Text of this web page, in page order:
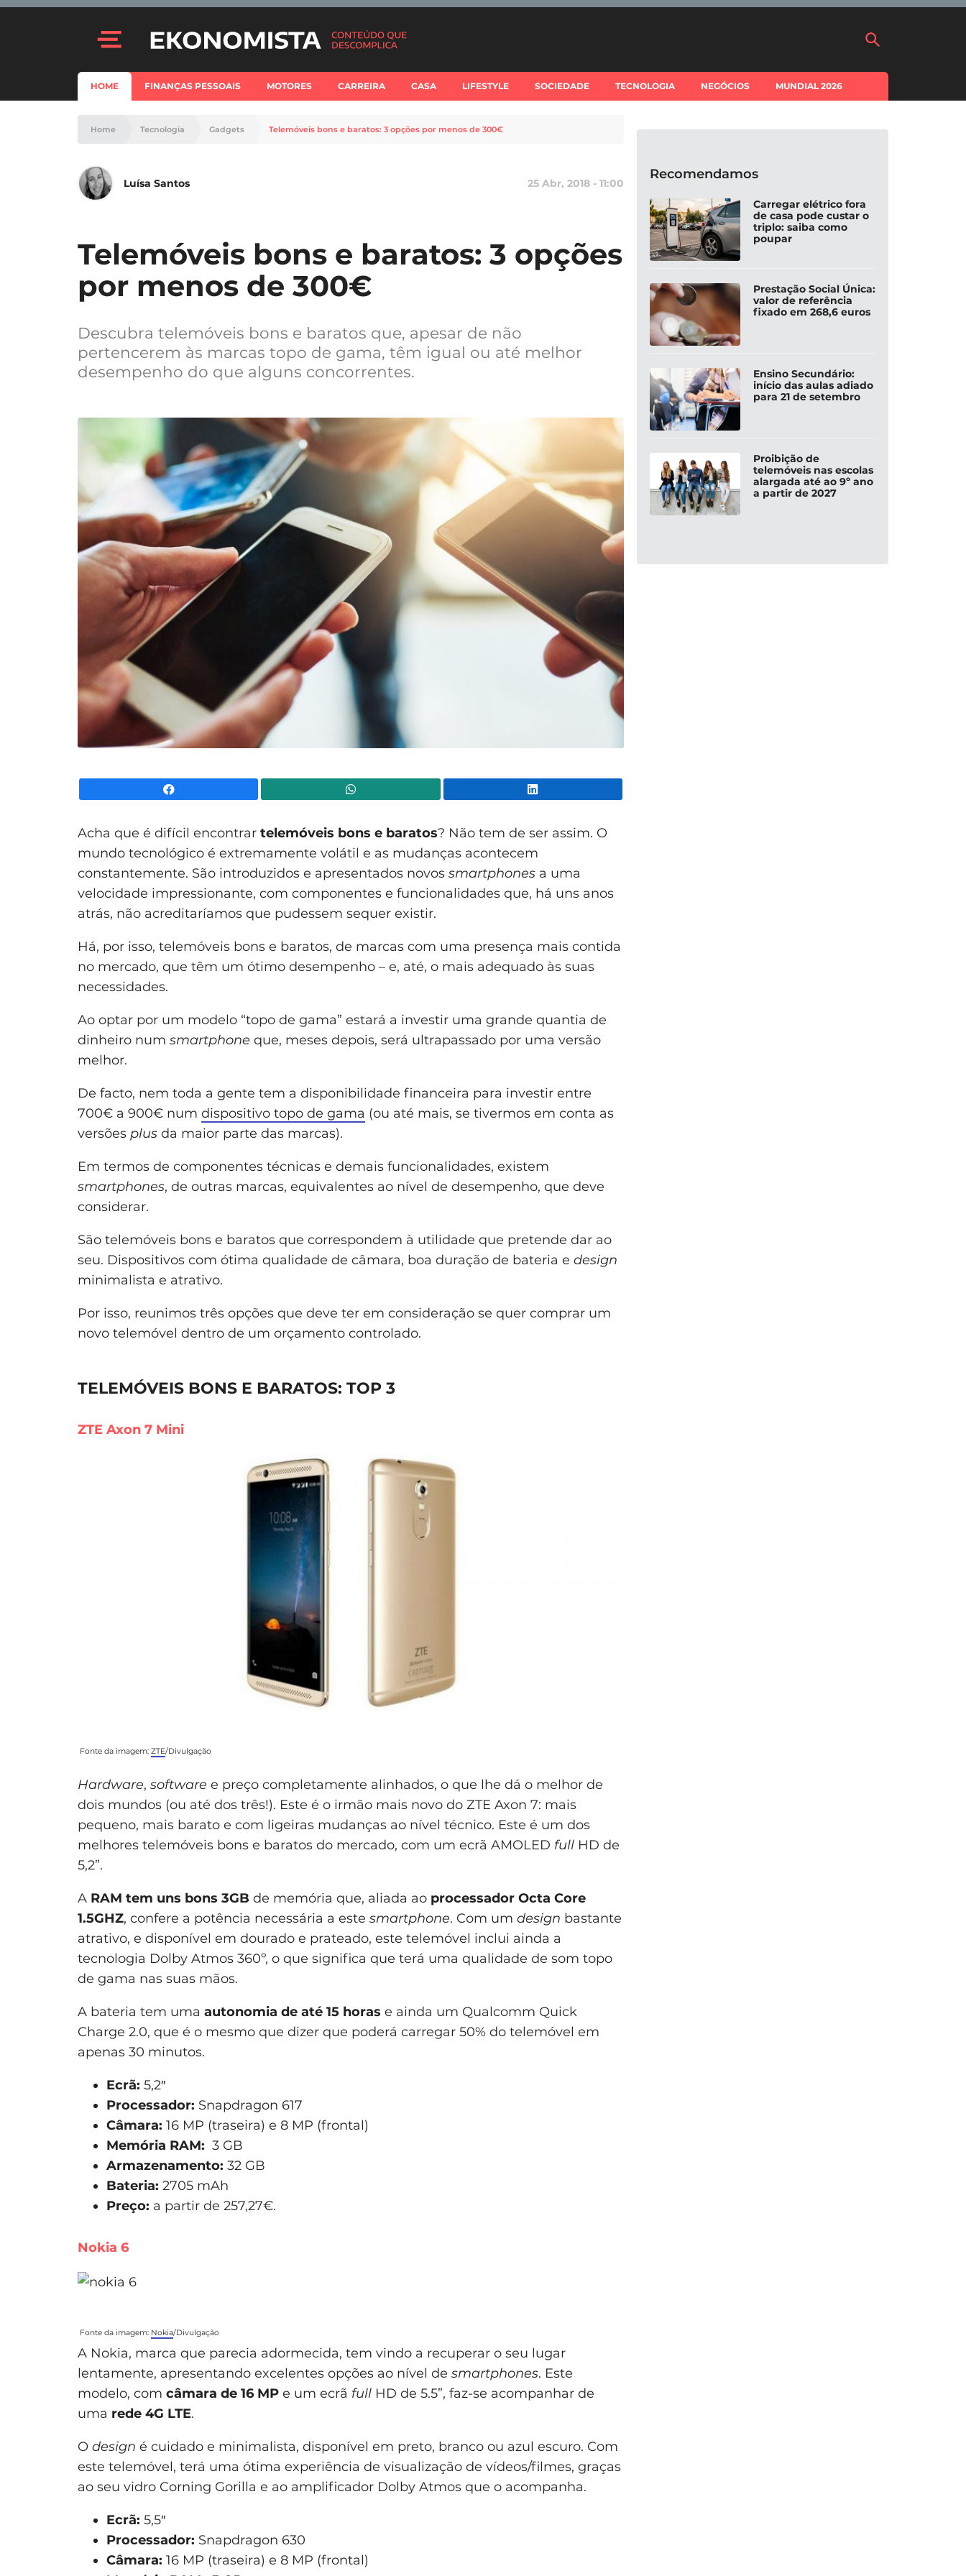
HOME FINANÇAS PESSOAIS MOTORES CARREIRA CASA LIFESTYLE SOCIEDADE TECNOLOGIA NEGÓCIOS MUNDIAL 2026
Home Tecnologia Gadgets Telemóveis bons e baratos: 3 opções por menos de 300€
Luísa Santos 25 Abr, 2018 - 11:00
Telemóveis bons e baratos: 3 opções
por menos de 300€
Descubra telemóveis bons e baratos que, apesar de não
pertencerem às marcas topo de gama, têm igual ou até melhor
desempenho do que alguns concorrentes.
Acha que é difícil encontrar telemóveis bons e baratos? Não tem de ser assim. O
mundo tecnológico é extremamente volátil e as mudanças acontecem
constantemente. São introduzidos e apresentados novos smartphones a uma
velocidade impressionante, com componentes e funcionalidades que, há uns anos
atrás, não acreditaríamos que pudessem sequer existir.
Há, por isso, telemóveis bons e baratos, de marcas com uma presença mais contida
no mercado, que têm um ótimo desempenho – e, até, o mais adequado às suas
necessidades.
Ao optar por um modelo “topo de gama” estará a investir uma grande quantia de
dinheiro num smartphone que, meses depois, será ultrapassado por uma versão
melhor.
De facto, nem toda a gente tem a disponibilidade financeira para investir entre
700€ a 900€ num dispositivo topo de gama (ou até mais, se tivermos em conta as
versões plus da maior parte das marcas).
Em termos de componentes técnicas e demais funcionalidades, existem
smartphones, de outras marcas, equivalentes ao nível de desempenho, que deve
considerar.
São telemóveis bons e baratos que correspondem à utilidade que pretende dar ao
seu. Dispositivos com ótima qualidade de câmara, boa duração de bateria e design
minimalista e atrativo.
Por isso, reunimos três opções que deve ter em consideração se quer comprar um
novo telemóvel dentro de um orçamento controlado.
TELEMÓVEIS BONS E BARATOS: TOP 3
ZTE Axon 7 Mini
Fonte da imagem: ZTE/Divulgação
Hardware, software e preço completamente alinhados, o que lhe dá o melhor de
dois mundos (ou até dos três!). Este é o irmão mais novo do ZTE Axon 7: mais
pequeno, mais barato e com ligeiras mudanças ao nível técnico. Este é um dos
melhores telemóveis bons e baratos do mercado, com um ecrã AMOLED full HD de
5,2”.
A RAM tem uns bons 3GB de memória que, aliada ao processador Octa Core
1.5GHZ, confere a potência necessária a este smartphone. Com um design bastante
atrativo, e disponível em dourado e prateado, este telemóvel inclui ainda a
tecnologia Dolby Atmos 360º, o que significa que terá uma qualidade de som topo
de gama nas suas mãos.
A bateria tem uma autonomia de até 15 horas e ainda um Qualcomm Quick
Charge 2.0, que é o mesmo que dizer que poderá carregar 50% do telemóvel em
apenas 30 minutos.
Ecrã: 5,2″
Processador: Snapdragon 617
Câmara: 16 MP (traseira) e 8 MP (frontal)
Memória RAM: 3 GB
Armazenamento: 32 GB
Bateria: 2705 mAh
Preço: a partir de 257,27€.
Nokia 6
Fonte da imagem: Nokia/Divulgação
A Nokia, marca que parecia adormecida, tem vindo a recuperar o seu lugar
lentamente, apresentando excelentes opções ao nível de smartphones. Este
modelo, com câmara de 16 MP e um ecrã full HD de 5.5”, faz-se acompanhar de
uma rede 4G LTE.
O design é cuidado e minimalista, disponível em preto, branco ou azul escuro. Com
este telemóvel, terá uma ótima experiência de visualização de vídeos/filmes, graças
ao seu vidro Corning Gorilla e ao amplificador Dolby Atmos que o acompanha.
Ecrã: 5,5″
Processador: Snapdragon 630
Câmara: 16 MP (traseira) e 8 MP (frontal)
Recomendamos
Carregar elétrico fora
de casa pode custar o
triplo: saiba como
poupar
Prestação Social Única:
valor de referência
fixado em 268,6 euros
Ensino Secundário:
início das aulas adiado
para 21 de setembro
Proibição de
telemóveis nas escolas
alargada até ao 9º ano
a partir de 2027